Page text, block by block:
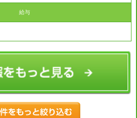
給与